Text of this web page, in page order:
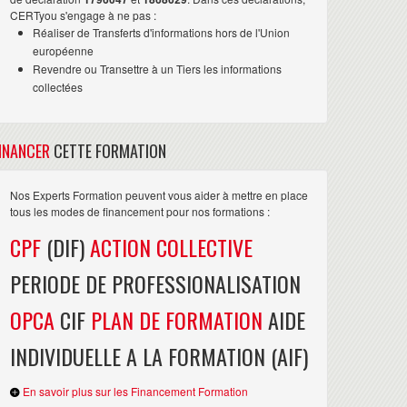
CERTyou s'engage à ne pas :
Réaliser de Transferts d'informations hors de l'Union
européenne
Revendre ou Transettre à un Tiers les informations
collectées
CETTE FORMATION
Nos Experts Formation peuvent vous aider à mettre en place
tous les modes de financement pour nos formations :
CPF (DIF)ACTION COLLECTIVE
PERIODE DE PROFESSIONALISATION
OPCA CIF PLAN DE FORMATIONAIDE
INDIVIDUELLE A LA FORMATION (AIF)
En savoir plus sur les Financement Formation